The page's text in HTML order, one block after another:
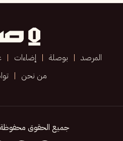
المرصد بوصلة إضاءات
من نحن
جميع الحقوق محفوظة –